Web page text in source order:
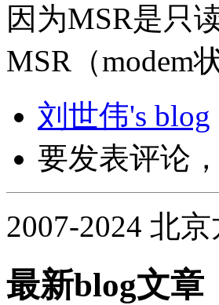
因为MSR是只
MSR（modem
刘世伟's blog
要发表评论
2007-2024 北
最新blog文章